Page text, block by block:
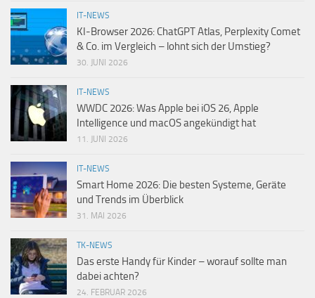
IT-NEWS
KI-Browser 2026: ChatGPT Atlas, Perplexity Comet
& Co. im Vergleich – lohnt sich der Umstieg?
30. JUNI 2026
IT-NEWS
WWDC 2026: Was Apple bei iOS 26, Apple
Intelligence und macOS angekündigt hat
11. JUNI 2026
IT-NEWS
Smart Home 2026: Die besten Systeme, Geräte
und Trends im Überblick
31. MAI 2026
TK-NEWS
Das erste Handy für Kinder – worauf sollte man
dabei achten?
24. FEBRUAR 2026